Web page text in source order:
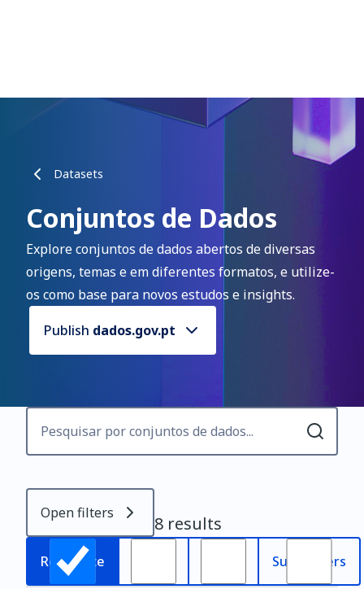
Datasets
Conjuntos de Dados
Explore conjuntos de dados abertos de diversas
origens, temas e em diferentes formatos, e utilize-
os como base para novos estudos e insights.
Publish dados.gov.pt
Open filters 8 results
Relevance Subscribers